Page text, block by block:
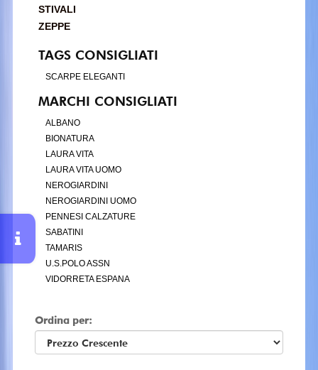
STIVALI
ZEPPE
TAGS CONSIGLIATI
SCARPE ELEGANTI
MARCHI CONSIGLIATI
ALBANO
BIONATURA
LAURA VITA
LAURA VITA UOMO
NEROGIARDINI
NEROGIARDINI UOMO
PENNESI CALZATURE
SABATINI
TAMARIS
U.S.POLO ASSN
VIDORRETA ESPANA
Ordina per: